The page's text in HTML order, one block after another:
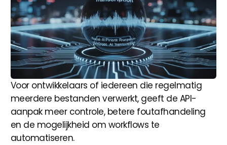
Voor ontwikkelaars of iedereen die regelmatig
meerdere bestanden verwerkt, geeft de API-
aanpak meer controle, betere foutafhandeling
en de mogelijkheid om workflows te
automatiseren.